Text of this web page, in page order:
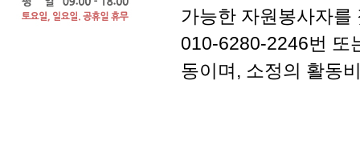
가능한 자원봉사자를
010-6280-2246번 또
동이며, 소정의 활동